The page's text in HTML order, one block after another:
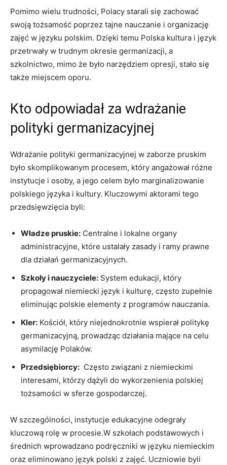
Pomimo wielu trudności, Polacy starali się zachować
swoją tożsamość poprzez tajne nauczanie i organizację
zajęć w języku polskim. Dzięki temu Polska kultura i język
przetrwały w trudnym okresie germanizacji, a
szkolnictwo, mimo że było narzędziem opresji, stało się
także miejscem oporu.
Kto ​odpowiadał za wdrażanie
polityki germanizacyjnej
Wdrażanie polityki germanizacyjnej w zaborze pruskim
było skomplikowanym⁢ procesem, który ​angażował różne
instytucje i osoby, a jego celem było marginalizowanie
polskiego języka i kultury. Kluczowymi aktorami tego
przedsięwzięcia byli:
Władze pruskie: Centralne i lokalne organy
administracyjne,⁤ które ustalały zasady⁢ i ramy prawne
dla ​działań​ germanizacyjnych.
Szkoły i nauczyciele: System edukacji, który
propagował niemiecki ⁤język i kulturę, często ⁢zupełnie
eliminując polskie elementy z programów nauczania.
Kler: Kościół, który​ niejednokrotnie wspierał politykę
‍germanizacyjną, prowadząc działania mające⁣ na celu
asymilację Polaków.
Przedsiębiorcy: ‌ Często związani ‌z‍ niemieckimi
interesami, którzy dążyli do wykorzenienia polskiej
tożsamości w sferze gospodarczej.
W szczególności, instytucje edukacyjne odegrały⁢
kluczową rolę w procesie.W szkołach podstawowych i⁢
średnich wprowadzano podręczniki w języku niemieckim
oraz eliminowano język polski⁣ z zajęć. Uczniowie byli